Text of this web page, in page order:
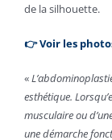
de la silhouette.
👉 Voir les
«
esthétique.
musculaire ou
une démarche